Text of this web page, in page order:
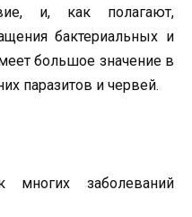
и, как полагают,
бактериальных и
большое значение в
паразитов и червей.
многих заболеваний